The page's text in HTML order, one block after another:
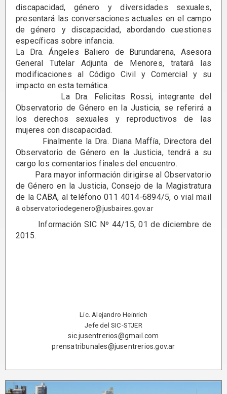
discapacidad, género y diversidades sexuales,
presentará las conversaciones actuales en el campo
de género y discapacidad, abordando cuestiones
específicas sobre infancia.
La Dra. Ángeles Baliero de Burundarena, Asesora
General Tutelar Adjunta de Menores, tratará las
modificaciones al Código Civil y Comercial y su
impacto en esta temática.
La Dra. Felicitas Rossi, integrante del
Observatorio de Género en la Justicia, se referirá a
los derechos sexuales y reproductivos de las
mujeres con discapacidad.
Finalmente la Dra. Diana Maffía, Directora del
Observatorio de Género en la Justicia, tendrá a su
cargo los comentarios finales del encuentro.
Para mayor información dirigirse al Observatorio
de Género en la Justicia, Consejo de la Magistratura
de la CABA, al teléfono 011 4014-6894/5, o vial mail
aobservatoriodegenero@jusbaires.gov.ar
Información SIC Nº 44/15, 01 de diciembre de
2015.
Lic. Alejandro Heinrich
Jefe del SIC-STJER
sic.jusentrerios@gmail.com
prensatribunales@jusentrerios.gov.ar